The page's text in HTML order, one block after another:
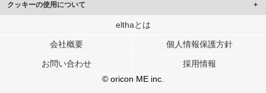
クッキーの使用について
このサイトでは Cookie を使用して、ユーザーに合わせたコンテンツや広告の
行っています。
メディアや広告配信、データ解析の各パートナーに提供しています。
各パートナーは、この情報とユーザーが各パートナーに提供した他の情報や、
ユーザーが各パートナーのサービスを使用したときに収集した他の情報を組み
elthaとは
会社概要 個人情報保護方針
お問い合わせ
採用情報
© oricon ME inc.